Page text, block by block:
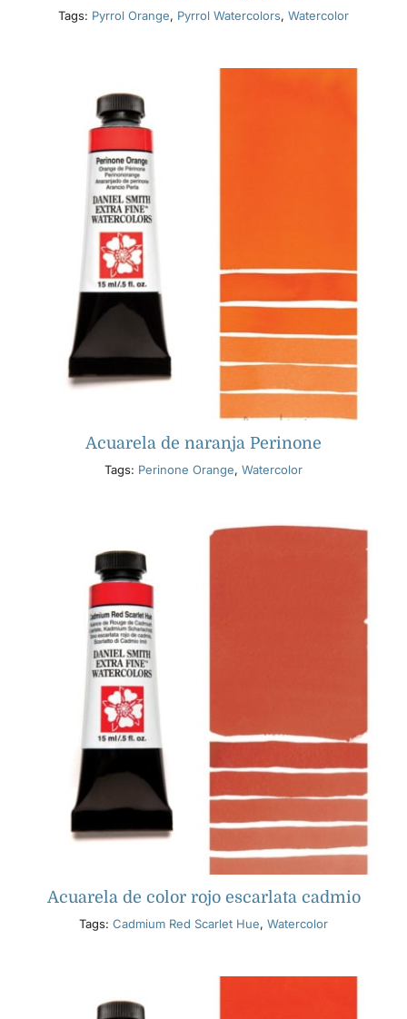
Tags: Pyrrol Orange, Pyrrol Watercolors, Watercolor
Acuarela de naranja Perinone
Tags: Perinone Orange, Watercolor
Acuarela de color rojo escarlata cadmio
Tags: Cadmium Red Scarlet Hue, Watercolor